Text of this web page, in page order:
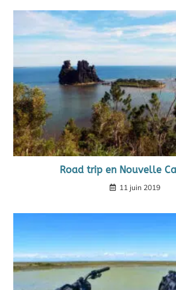
Road trip en Nouvelle
11 juin 2019